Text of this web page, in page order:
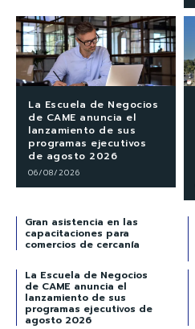
La Escuela de Negocios
de CAME anuncia el
lanzamiento de sus
programas ejecutivos
de agosto 2026
06/08/2026
Gran asistencia en las
capacitaciones para
comercios de cercanía
La Escuela de Negocios
de CAME anuncia el
lanzamiento de sus
programas ejecutivos de
agosto 2026